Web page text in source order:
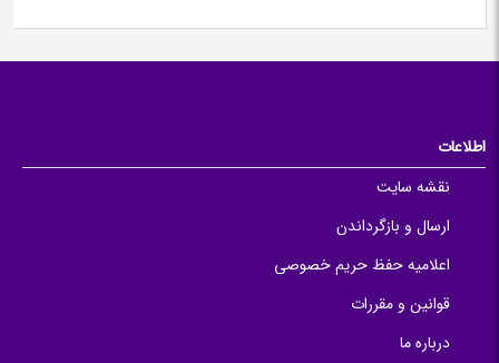
اطلاعات
نقشه سایت
ارسال و بازگرداندن
اعلامیه حفظ حریم خصوصی
قوانین و مقررات
درباره ما